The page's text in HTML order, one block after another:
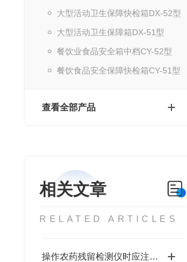
大型活动卫生保障快检箱DX-52型
大型活动卫生保障箱DX-51型
餐饮业食品安全箱中档CY-52型
餐饮食品安全保障快检箱CY-51型
查看全部产品
相关文章
RELATED ARTICLES
操作农药残留检测仪时应注意的几个事项